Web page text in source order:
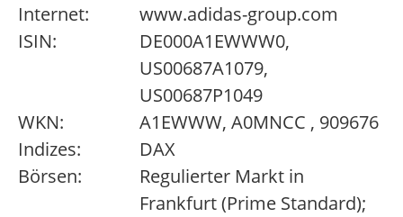
Internet:
www.adidas-group.com
ISIN:
DE000A1EWWW0,
US00687A1079,
US00687P1049
WKN:
A1EWWW, A0MNCC , 909676
Indizes:
DAX
Börsen:
Regulierter Markt in
Frankfurt (Prime Standard);